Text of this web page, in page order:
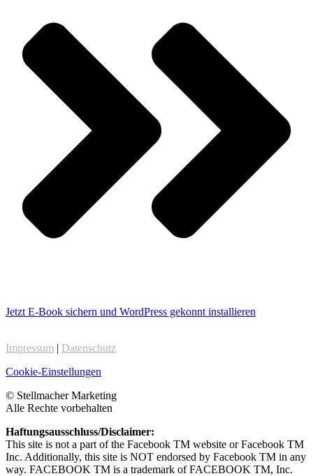
Jetzt E-Book sichern und WordPress gekonnt installieren
Impressum | Datenschutz
Cookie-Einstellungen
© Stellmacher Marketing
Alle Rechte vorbehalten
Haftungsausschluss/Disclaimer:
This site is not a part of the Facebook TM website or Facebook TM
Inc. Additionally, this site is NOT endorsed by Facebook TM in any
way. FACEBOOK TM is a trademark of FACEBOOK TM, Inc.